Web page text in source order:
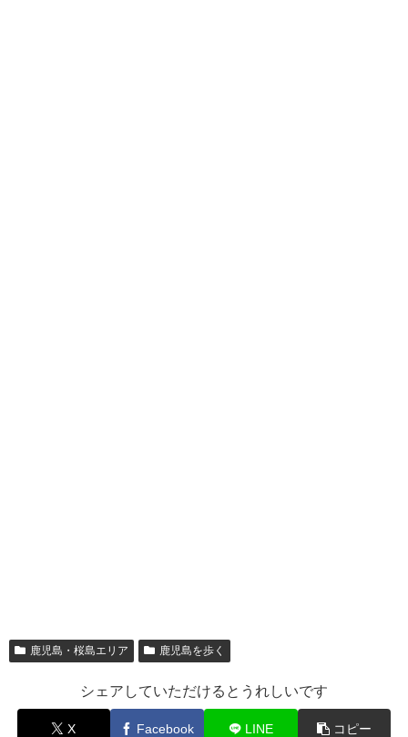
鹿児島・桜島エリア 鹿児島を歩く
シェアしていただけるとうれしいです
X Facebook LINE コピー